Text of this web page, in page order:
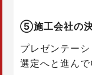
⑤施工会社の
プレゼンテー
選定へと進んで